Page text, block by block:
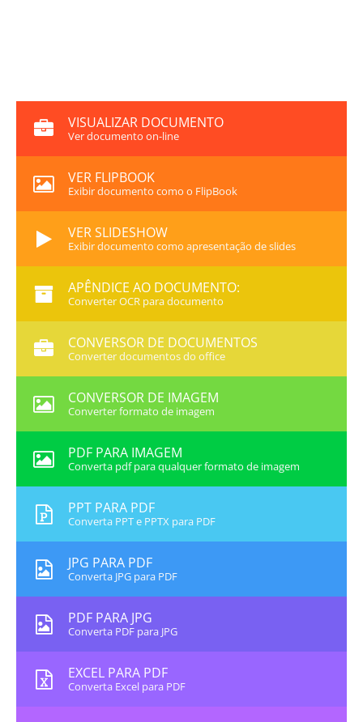
VISUALIZAR DOCUMENTO
Ver documento on-line
VER FLIPBOOK
Exibir documento como o FlipBook
VER SLIDESHOW
Exibir documento como apresentação de slides
APÊNDICE AO DOCUMENTO:
Converter OCR para documento
CONVERSOR DE DOCUMENTOS
Converter documentos do office
CONVERSOR DE IMAGEM
Converter formato de imagem
PDF PARA IMAGEM
Converta pdf para qualquer formato de imagem
PPT PARA PDF
Converta PPT e PPTX para PDF
JPG PARA PDF
Converta JPG para PDF
PDF PARA JPG
Converta PDF para JPG
EXCEL PARA PDF
Converta Excel para PDF